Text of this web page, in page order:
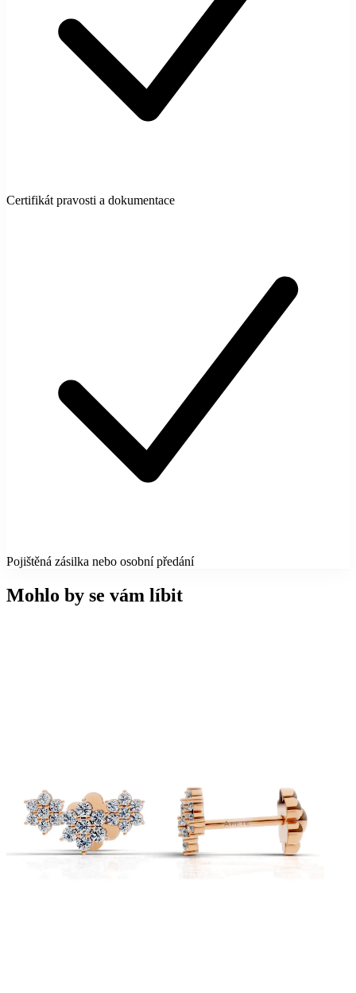
Certifikát pravosti a dokumentace
Pojištěná zásilka nebo osobní předání
Mohlo by se vám líbit